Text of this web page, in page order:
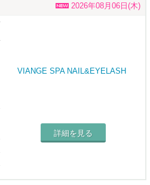
2026年08月06日(木)
詳細を見る